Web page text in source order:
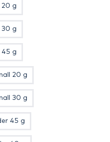
20 g
30 g
45 g
20 g
30 g
45 g